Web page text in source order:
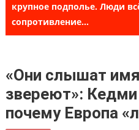
крупное подполье. Люди
сопротивление...
«Они слышат
звереют»:
почему Европа